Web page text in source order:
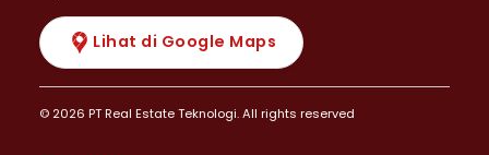
Lihat di Google Maps
© 2026 PT Real Estate Teknologi. All rights reserved